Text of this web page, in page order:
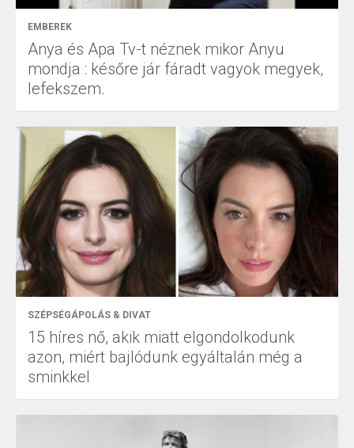
EMBEREK
Anya és Apa Tv-t néznek mikor Anyu
mondja : későre jár fáradt vagyok megyek,
lefekszem.
SZÉPSÉGÁPOLÁS & DIVAT
15 híres nő, akik miatt elgondolkodunk
azon, miért bajlódunk egyáltalán még a
sminkkel